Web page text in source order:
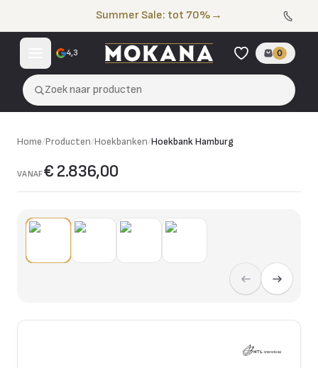
Summer Sale: tot 70% →
4,3 0
Zoek naar producten
Home/Producten/Hoekbanken/Hoekbank Hamburg
VANAF€ 2.836,00